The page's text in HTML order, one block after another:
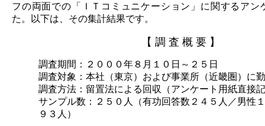
フの両面での「ＩＴコミュニケーション」に関するアン
た。以下は、その集計結果です。
【 調 査 概 要 】
調査期間：２０００年８月１０日～２５日
調査対象：本社（東京）および事業所（近畿圏）に
調査方法：留置法による回収（アンケート用紙直接
サンプル数：２５０人（有功回答数２４５人／男性
９３人）